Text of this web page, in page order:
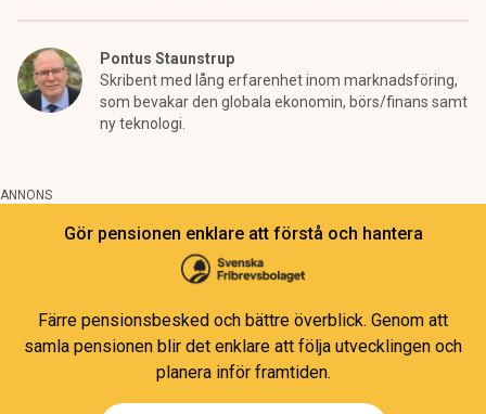
Pontus Staunstrup
Skribent med lång erfarenhet inom marknadsföring,
som bevakar den globala ekonomin, börs/finans samt
ny teknologi.
ANNONS
Gör pensionen enklare att förstå och hantera
Färre pensionsbesked och bättre överblick. Genom att
samla pensionen blir det enklare att följa utvecklingen och
planera inför framtiden.